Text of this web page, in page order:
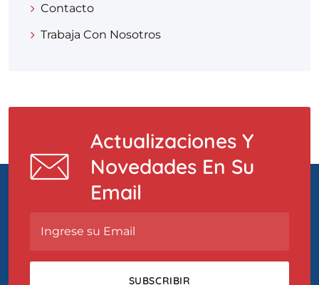
Contacto
Trabaja Con Nosotros
Actualizaciones Y
Novedades En Su
Email